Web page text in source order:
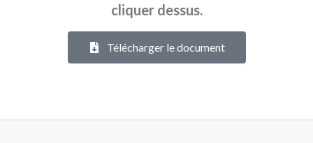
cliquer dessus.
Télécharger le document